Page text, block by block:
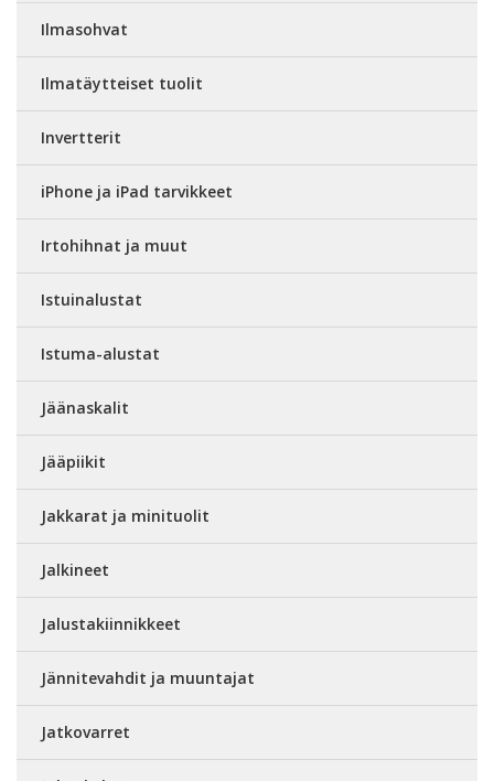
Ilmasohvat
Ilmatäytteiset tuolit
Invertterit
iPhone ja iPad tarvikkeet
Irtohihnat ja muut
Istuinalustat
Istuma-alustat
Jäänaskalit
Jääpiikit
Jakkarat ja minituolit
Jalkineet
Jalustakiinnikkeet
Jännitevahdit ja muuntajat
Jatkovarret